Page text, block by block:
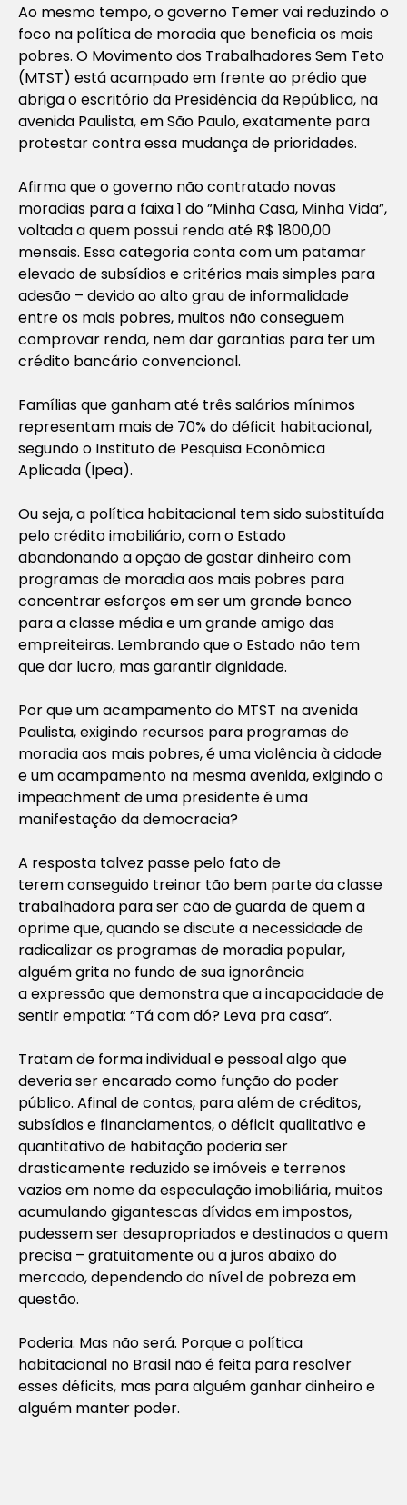
Ao mesmo tempo, o governo Temer vai reduzindo o
foco na política de moradia que beneficia os mais
pobres. O Movimento dos Trabalhadores Sem Teto
(MTST) está acampado em frente ao prédio que
abriga o escritório da Presidência da República, na
avenida Paulista, em São Paulo, exatamente para
protestar contra essa mudança de prioridades.
Afirma que o governo não contratado novas
moradias para a faixa 1 do ”Minha Casa, Minha Vida”,
voltada a quem possui renda até R$ 1800,00
mensais. Essa categoria conta com um patamar
elevado de subsídios e critérios mais simples para
adesão – devido ao alto grau de informalidade
entre os mais pobres, muitos não conseguem
comprovar renda, nem dar garantias para ter um
crédito bancário convencional.
Famílias que ganham até três salários mínimos
representam mais de 70% do déficit habitacional,
segundo o Instituto de Pesquisa Econômica
Aplicada (Ipea).
Ou seja, a política habitacional tem sido substituída
pelo crédito imobiliário, com o Estado
abandonando a opção de gastar dinheiro com
programas de moradia aos mais pobres para
concentrar esforços em ser um grande banco
para a classe média e um grande amigo das
empreiteiras. Lembrando que o Estado não tem
que dar lucro, mas garantir dignidade.
Por que um acampamento do MTST na avenida
Paulista, exigindo recursos para programas de
moradia aos mais pobres, é uma violência à cidade
e um acampamento na mesma avenida, exigindo o
impeachment de uma presidente é uma
manifestação da democracia?
A resposta talvez passe pelo fato de
terem conseguido treinar tão bem parte da classe
trabalhadora para ser cão de guarda de quem a
oprime que, quando se discute a necessidade de
radicalizar os programas de moradia popular,
alguém grita no fundo de sua ignorância
a expressão que demonstra que a incapacidade de
sentir empatia: ”Tá com dó? Leva pra casa”.
Tratam de forma individual e pessoal algo que
deveria ser encarado como função do poder
público. Afinal de contas, para além de créditos,
subsídios e financiamentos, o déficit qualitativo e
quantitativo de habitação poderia ser
drasticamente reduzido se imóveis e terrenos
vazios em nome da especulação imobiliária, muitos
acumulando gigantescas dívidas em impostos,
pudessem ser desapropriados e destinados a quem
precisa – gratuitamente ou a juros abaixo do
mercado, dependendo do nível de pobreza em
questão.
Poderia. Mas não será. Porque a política
habitacional no Brasil não é feita para resolver
esses déficits, mas para alguém ganhar dinheiro e
alguém manter poder.